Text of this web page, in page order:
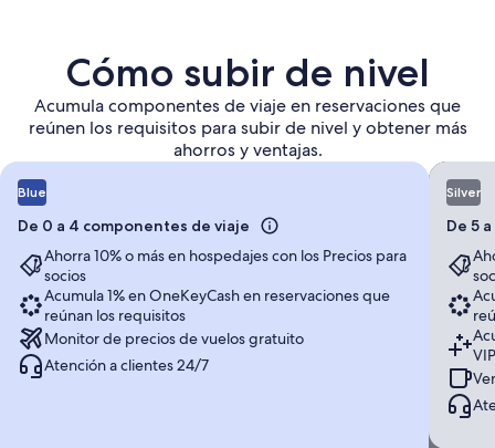
Cómo subir de nivel
Acumula componentes de viaje en reservaciones que
reúnen los requisitos para subir de nivel y obtener más
ahorros y ventajas.
Blue
De 0 a 4 componentes de viaje
Ahorra 10% o más en hospedajes con los Precios para
socios
Acumula 1% en OneKeyCash en reservaciones que
reúnan los requisitos
Monitor de precios de vuelos gratuito
Atención a clientes 24/7
Silver
De 5